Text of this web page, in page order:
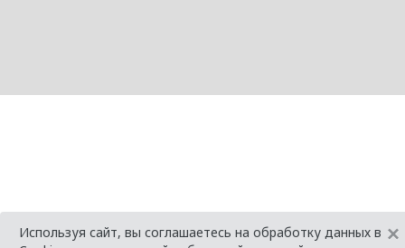
Используя сайт, вы соглашаетесь на обработку данных в ×